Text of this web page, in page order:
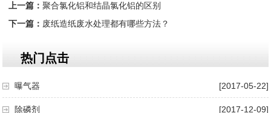
上一篇：聚合氯化铝和结晶氯化铝的区别
下一篇： 废纸造纸废水处理都有哪些方法？
热门点击
[2017-05-22]
曝气器
[2017-12-09]
除磷剂